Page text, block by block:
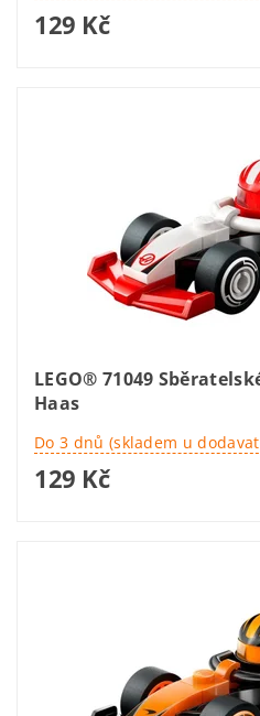
129 Kč
LEGO® 71049
Haas
Do 3 dnů (skladem u
129 Kč